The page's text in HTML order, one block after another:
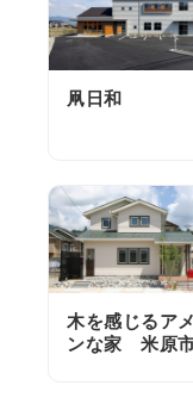
凧日和
木を感じるア
ンな家 米原